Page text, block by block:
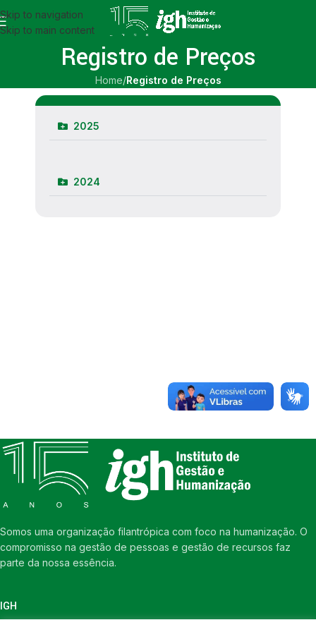
Skip to navigation
Skip to main content
Registro de Preços
Home/Registro de Preços
2025
2024
Somos uma organização filantrópica com foco na humanização. O
compromisso na gestão de pessoas e gestão de recursos faz
parte da nossa essência.
IGH